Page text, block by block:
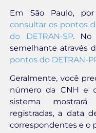
Em São Paulo,
consultar os pontos
do DETRAN-SP. No
semelhante através
pontos do DETRAN-
Geralmente, você
número da CNH e
sistema
registradas, a data
correspondentes e o